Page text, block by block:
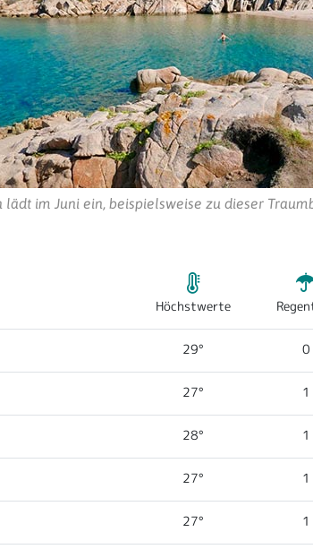
lädt im Juni ein, beispielsweise zu dieser
Höchstwerte
29° 0
27° 1
28° 1
27° 1
27° 1